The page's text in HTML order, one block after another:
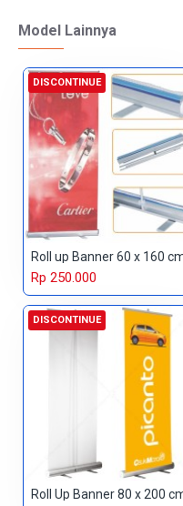
Model Lainnya
DISCONTINUE
Rp 250.000
DISCONTINUE